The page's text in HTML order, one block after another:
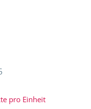
pro Einheit